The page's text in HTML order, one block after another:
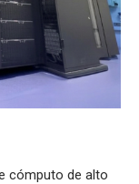
cómputo de alto